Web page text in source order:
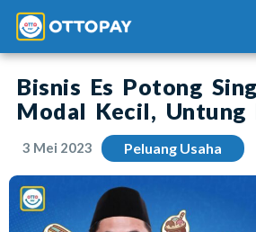
Bisnis Es Potong
Modal Kecil, Untung
3 Mei 2023 Peluang Usaha
Solusi Kami